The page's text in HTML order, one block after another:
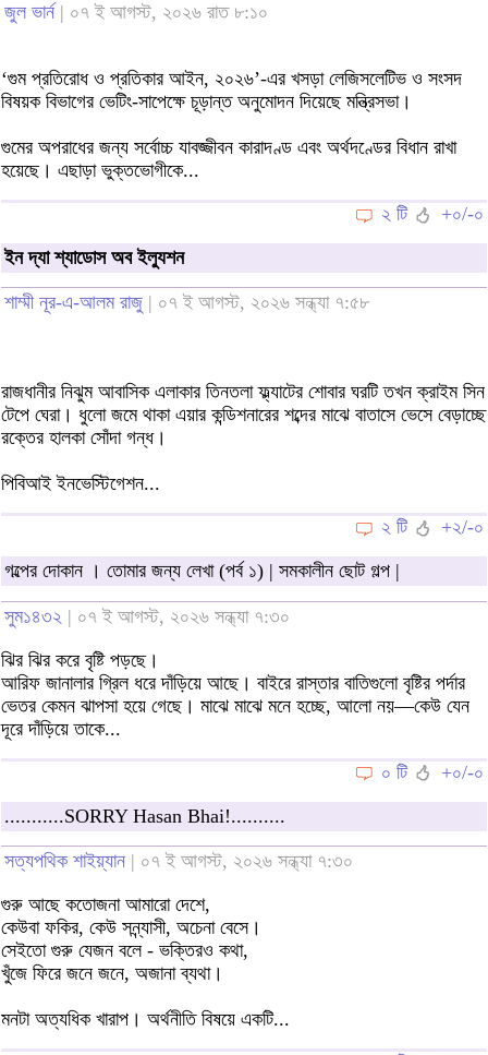
জুল ভার্ন | ০৭ ই আগস্ট, ২০২৬ রাত ৮:১০
‘গুম প্রতিরোধ ও প্রতিকার আইন, ২০২৬’-এর খসড়া লেজিসলেটিভ ও সংসদ
বিষয়ক বিভাগের ভেটিং-সাপেক্ষে চূড়ান্ত অনুমোদন দিয়েছে মন্ত্রিসভা।
গুমের অপরাধের জন্য সর্বোচ্চ যাবজ্জীবন কারাদণ্ড এবং অর্থদণ্ডের বিধান রাখা
হয়েছে। এছাড়া ভুক্তভোগীকে...
২ টি
+০/-০
ইন দ্যা শ্যাডোস অব ইল্যুশন
শাম্মী নূর-এ-আলম রাজু | ০৭ ই আগস্ট, ২০২৬ সন্ধ্যা ৭:৫৮
রাজধানীর নিঝুম আবাসিক এলাকার তিনতলা ফ্ল্যাটের শোবার ঘরটি তখন ক্রাইম সিন
টেপে ঘেরা। ধুলো জমে থাকা এয়ার কন্ডিশনারের শব্দের মাঝে বাতাসে ভেসে বেড়াচ্ছে
রক্তের হালকা সোঁদা গন্ধ।
পিবিআই ইনভেস্টিগেশন...
২ টি
+২/-০
গল্পের দোকান । তোমার জন্য লেখা (পর্ব ১) | সমকালীন ছোট গল্প |
সুম১৪৩২ | ০৭ ই আগস্ট, ২০২৬ সন্ধ্যা ৭:৩০
ঝির ঝির করে বৃষ্টি পড়ছে।
আরিফ জানালার গ্রিল ধরে দাঁড়িয়ে আছে। বাইরে রাস্তার বাতিগুলো বৃষ্টির পর্দার
ভেতর কেমন ঝাপসা হয়ে গেছে। মাঝে মাঝে মনে হচ্ছে, আলো নয়—কেউ যেন
দূরে দাঁড়িয়ে তাকে...
০ টি
+০/-০
...........SORRY Hasan Bhai!..........
সত্যপথিক শাইয়্যান | ০৭ ই আগস্ট, ২০২৬ সন্ধ্যা ৭:৩০
গুরু আছে কতোজনা আমারো দেশে,
কেউবা ফকির, কেউ সন্ন্যাসী, অচেনা বেসে।
সেইতো গুরু যেজন বলে - ভক্তিরও কথা,
খুঁজে ফিরে জনে জনে, অজানা ব্যথা।
মনটা অত্যধিক খারাপ। অর্থনীতি বিষয়ে একটি...